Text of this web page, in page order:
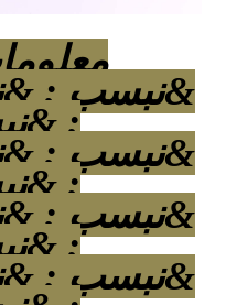
&نبسب ;
;
&نبسب ;
;
&نبسب ;
;
&نبسب ;